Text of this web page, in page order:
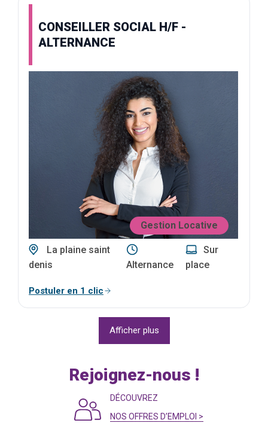
CONSEILLER SOCIAL H/F -
ALTERNANCE
Gestion Locative
La plaine saint
denis
Alternance
Sur
place
Postuler en 1 clic
Afficher plus
Rejoignez-nous !
DÉCOUVREZ
NOS OFFRES D’EMPLOI >